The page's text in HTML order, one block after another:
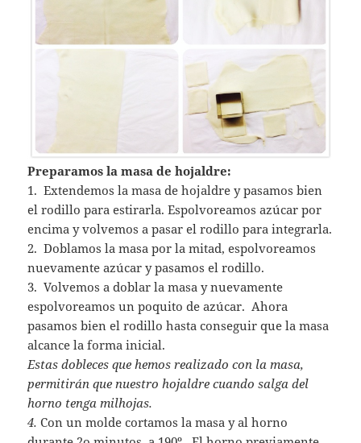
Preparamos la masa de hojaldre:
1. Extendemos la masa de hojaldre y pasamos bien
el rodillo para estirarla. Espolvoreamos azúcar por
encima y volvemos a pasar el rodillo para integrarla.
2. Doblamos la masa por la mitad, espolvoreamos
nuevamente azúcar y pasamos el rodillo.
3. Volvemos a doblar la masa y nuevamente
espolvoreamos un poquito de azúcar. Ahora
pasamos bien el rodillo hasta conseguir que la masa
alcance la forma inicial.
Estas dobleces que hemos realizado con la masa,
permitirán que nuestro hojaldre cuando salga del
horno tenga milhojas.
4.Con un molde cortamos la masa y al horno